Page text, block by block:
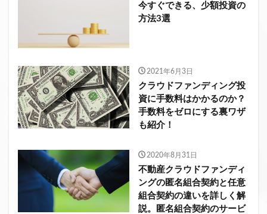
今すぐできる、少額投資の
方法3選
2021年6月3日
クラウドファンディング投
資に手数料はかかるのか？
手数料をゼロにする裏ワザ
も紹介！
2020年8月31日
不動産クラウドファンディ
ングの匿名組合契約と任意
組合契約の違いを詳しく解
説。匿名組合契約のサービ